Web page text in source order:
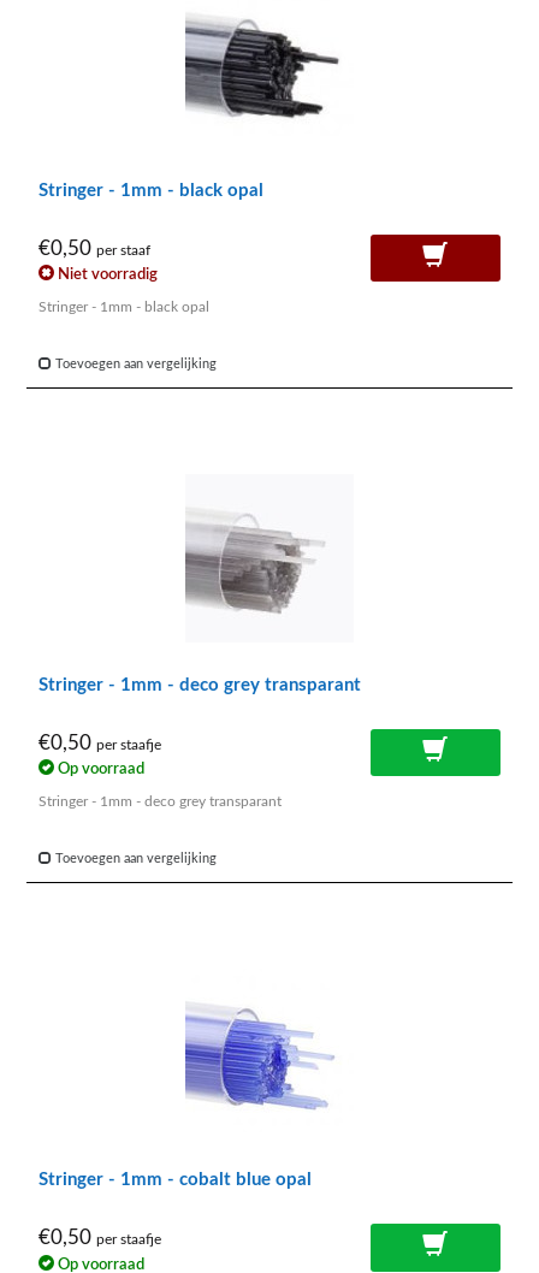
Stringer - 1mm - black opal
€0,50 per staaf
Niet voorradig
Stringer - 1mm - black opal
Toevoegen aan vergelijking
Stringer - 1mm - deco grey transparant
€0,50 per staafje
Op voorraad
Stringer - 1mm - deco grey transparant
Toevoegen aan vergelijking
Stringer - 1mm - cobalt blue opal
€0,50 per staafje
Op voorraad